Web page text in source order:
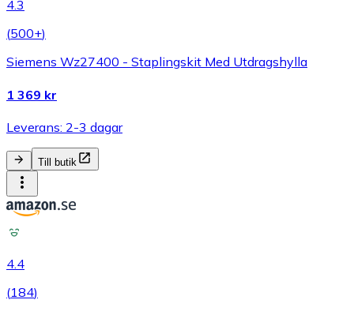
4.3
(500+)
Siemens Wz27400 - Staplingskit Med Utdragshylla
1 369 kr
Leverans: 2-3 dagar
Till butik
4.4
(184)